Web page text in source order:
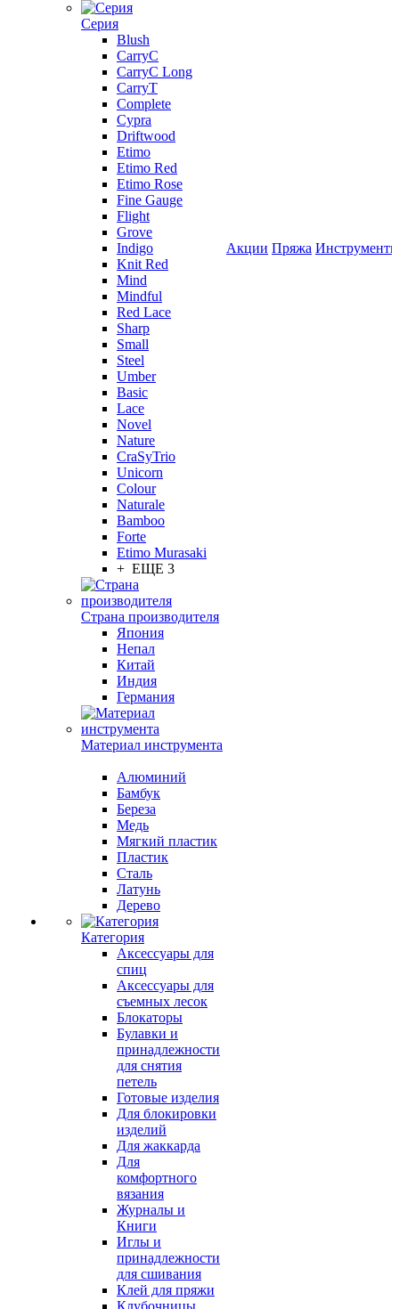
Серия
Blush
CarryC
CarryC Long
CarryT
Complete
Cypra
Driftwood
Etimo
Etimo Red
Etimo Rose
Fine Gauge
Flight
Grove
Indigo
Knit Red
Mind
Mindful
Red Lace
Sharp
Small
Steel
Umber
Basic
Lace
Novel
Nature
CraSyTrio
Unicorn
Colour
Naturale
Bamboo
Forte
Etimo Murasaki
+ ЕЩЕ 3
Страна производителя
Япония
Непал
Китай
Индия
Германия
Материал инструмента
Алюминий
Бамбук
Береза
Медь
Мягкий пластик
Пластик
Сталь
Латунь
Дерево
Категория
Аксессуары для
спиц
Аксессуары для
съемных лесок
Блокаторы
Булавки и
принадлежности
для снятия
петель
Готовые изделия
Для блокировки
изделий
Для жаккарда
Для
комфортного
вязания
Журналы и
Книги
Иглы и
принадлежности
для сшивания
Клей для пряжи
Клубочницы
Акции Пряжа Инструменты